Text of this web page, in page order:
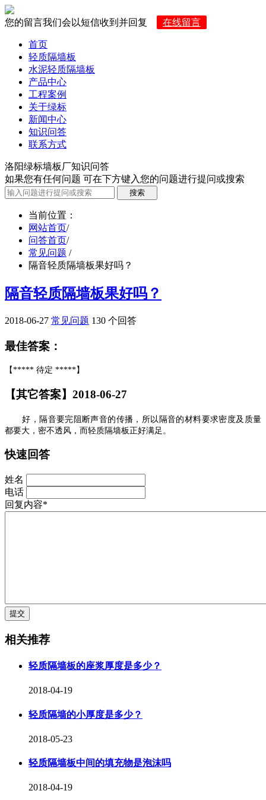
您的留言我们会以短信收到并回复 在线留言
首页
轻质隔墙板
水泥轻质隔墙板
产品中心
工程案例
关于绿标
新闻中心
知识问答
联系方式
洛阳绿标墙板厂知识问答
如果您有任何问题 可在下方键入您的问题进行提问或搜索
当前位置 ：
网站首页/
问答首页/
常见问题 /
隔音轻质隔墙板果好吗？
隔音轻质隔墙板果好吗？
2018-06-27 常见问题 130 个回答
最佳答案：
【***** 待定 *****】
【其它答案】2018-06-27
好，隔音要完阻断声音的传播，所以隔音的材料要求密度及质量
都要大，密不透风，而轻质隔墙板正好满足。
快速回答
姓名
电话
回复内容*
相关推荐
轻质隔墙板的座浆厚度是多少？
2018-04-19
轻质隔墙的小厚度是多少？
2018-05-23
轻质隔墙板中间的填充物是泡沫吗
2018-04-19